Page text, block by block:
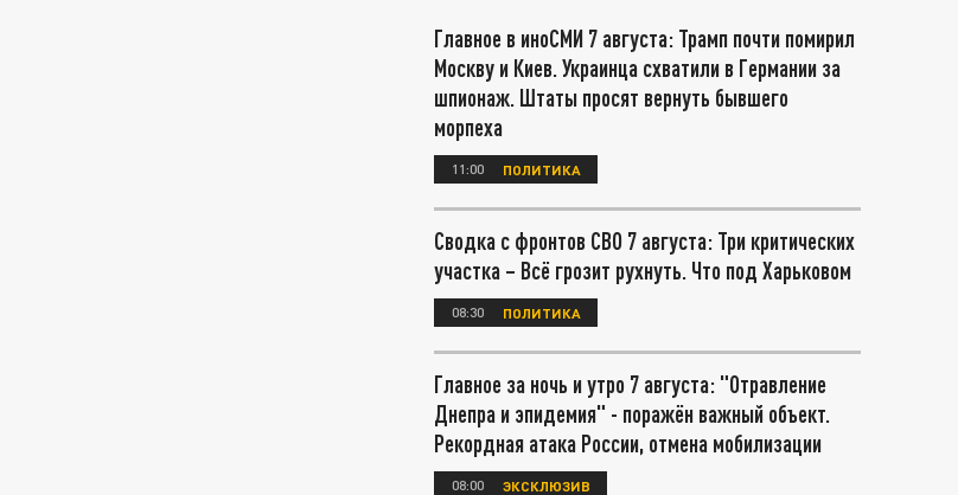
Главное в иноСМИ 7 августа: Трамп почти помирил
Москву и Киев. Украинца схватили в Германии за
шпионаж. Штаты просят вернуть бывшего
морпеха
11:00 ПОЛИТИКА
Сводка с фронтов СВО 7 августа: Три критических
участка – Всё грозит рухнуть. Что под Харьковом
08:30 ПОЛИТИКА
Главное за ночь и утро 7 августа: "Отравление
Днепра и эпидемия" - поражён важный объект.
Рекордная атака России, отмена мобилизации
08:00 ЭКСКЛЮЗИВ